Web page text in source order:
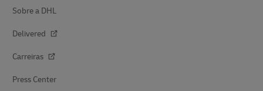
Sobre a DHL
Delivered
Carreiras
Press Center